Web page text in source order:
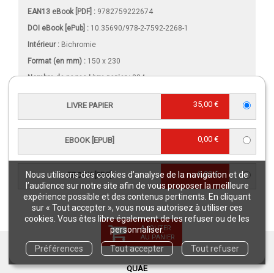
Nous utilisons des cookies d’analyse de la navigation et de
l’audience sur notre site afin de vous proposer la meilleure
expérience possible et des contenus pertinents. En cliquant
sur « Tout accepter », vous nous autorisez à utiliser ces
cookies. Vous êtes libre également de les refuser ou de les
personnaliser.
Préférences
Tout accepter Tout refuser
LIVRE PAPIER 35,00 €
EBOOK [EPUB] 0,00 €
EBOOK [PDF] 0,00 €
AJOUTER
AU PANIER
EAN13 eBook [PDF] : 9782759222674
DOI eBook [ePub] : 10.35690/978-2-7592-2268-1
Intérieur : Bichromie
Format (en mm) : 150 x 230
Nombre de pages Livre papier:384
Nombre de pages eBook [PDF]:384
Poids (en grammes) : 555
Comment lire un eBook ?
Format Onix
VIDÉO
GARANTIES
QUAE